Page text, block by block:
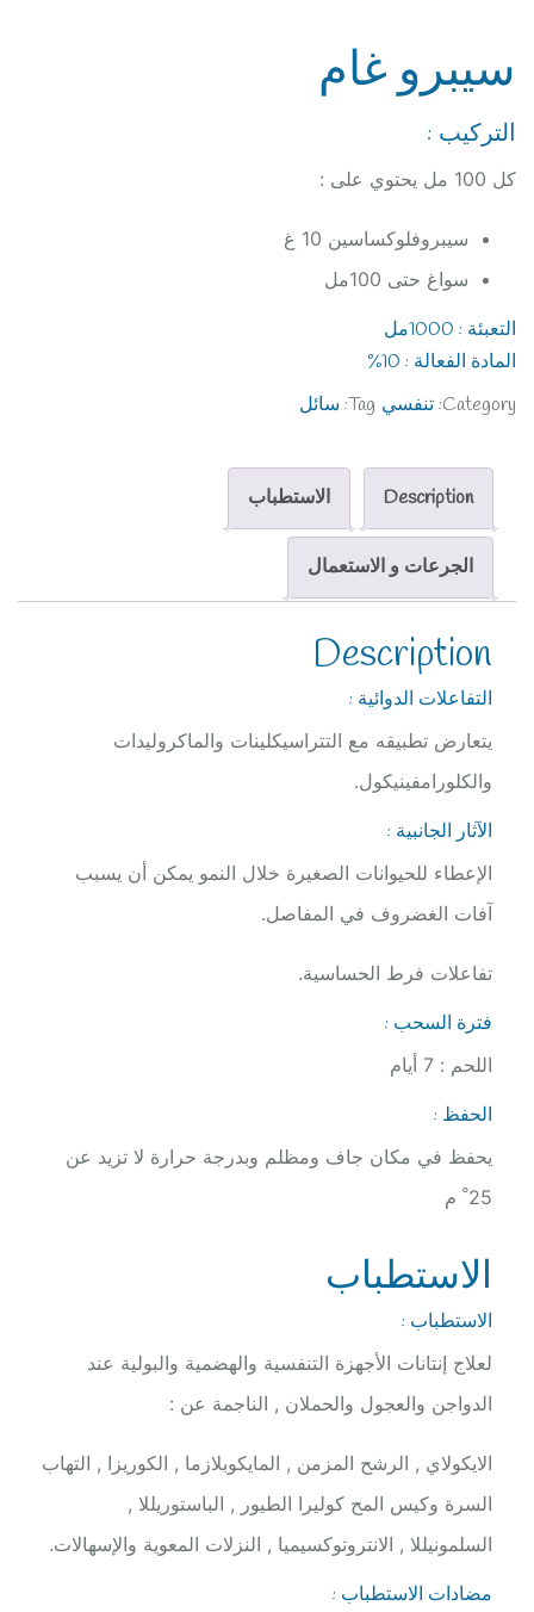
سيبرو غام
التركيب :
كل 100 مل يحتوي على :
سيبروفلوكساسين 10 غ
سواغ حتى 100مل
التعبئة : 1000مل
المادة الفعالة : 10%
Category: تنفسي Tag: سائل
Description الاستطباب
الجرعات و الاستعمال
Description
التفاعلات الدوائية :
يتعارض تطبيقه مع التتراسيكلينات والماكروليدات
والكلورامفينيكول.
الآثار الجانبية :
الإعطاء للحيوانات الصغيرة خلال النمو يمكن أن يسبب
آفات الغضروف في المفاصل.
تفاعلات فرط الحساسية.
فترة السحب :
اللحم : 7 أيام
الحفظ :
يحفظ في مكان جاف ومظلم وبدرجة حرارة لا تزيد عن
25 ْ م
الاستطباب
الاستطباب :
لعلاج إنتانات الأجهزة التنفسية والهضمية والبولية عند
الدواجن والعجول والحملان , الناجمة عن :
الايكولاي , الرشح المزمن , المايكوبلازما , الكوريزا , التهاب
السرة وكيس المح كوليرا الطيور , الباستوريللا ,
السلمونيللا , الانتروتوكسيميا , النزلات المعوية والإسهالات.
مضادات الاستطباب :